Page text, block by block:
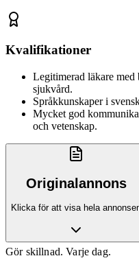
Kvalifikationer
Legitimerad läkare med
sjukvård.
Språkkunskaper i
Mycket god
och vetenskap.
Originalannons
Klicka för att visa hela
Gör skillnad. Varje dag.